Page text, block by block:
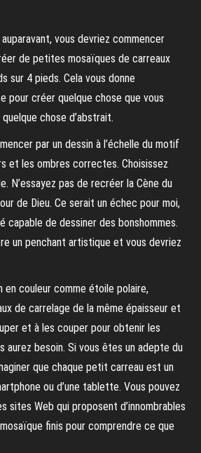
vous devriez commencer
de petites mosaïques de carreaux
sur 4 pieds. Cela vous donne
pour créer quelque chose que vous
chose d’abstrait.
par un dessin à l’échelle du motif
et les ombres correctes. Choisissez
N’essayez pas de recréer la Cène du
de Dieu. Ce serait un échec pour moi,
capable de dessiner des bonshommes.
un penchant artistique et vous devriez
en couleur comme étoile polaire,
de carrelage de la même épaisseur et
et à les couper pour obtenir les
besoin. Si vous êtes un adepte du
que chaque petit carreau est un
ou d’une tablette. Vous pouvez
sites Web qui proposent d’innombrables
finis pour comprendre ce que